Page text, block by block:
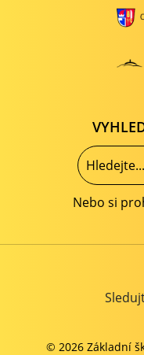
Nebo si
© 2026 Základní